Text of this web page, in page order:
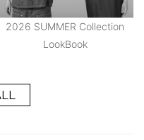
2026 SUMMER Collection
LookBook